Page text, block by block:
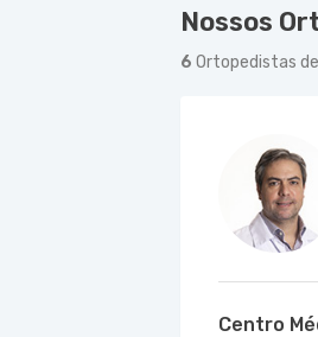
Nossos
6 Ortopedistas
Centro